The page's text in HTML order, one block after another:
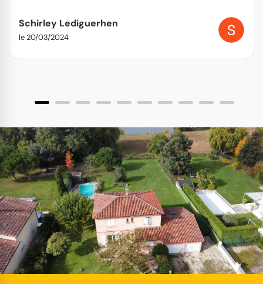
Schirley Lediguerhen
le 20/03/2024